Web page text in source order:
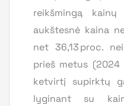
reikšmingą
aukštesnė kaina
net 36,13 proc.
prieš metus
ketvirtį supirktų
lyginant su